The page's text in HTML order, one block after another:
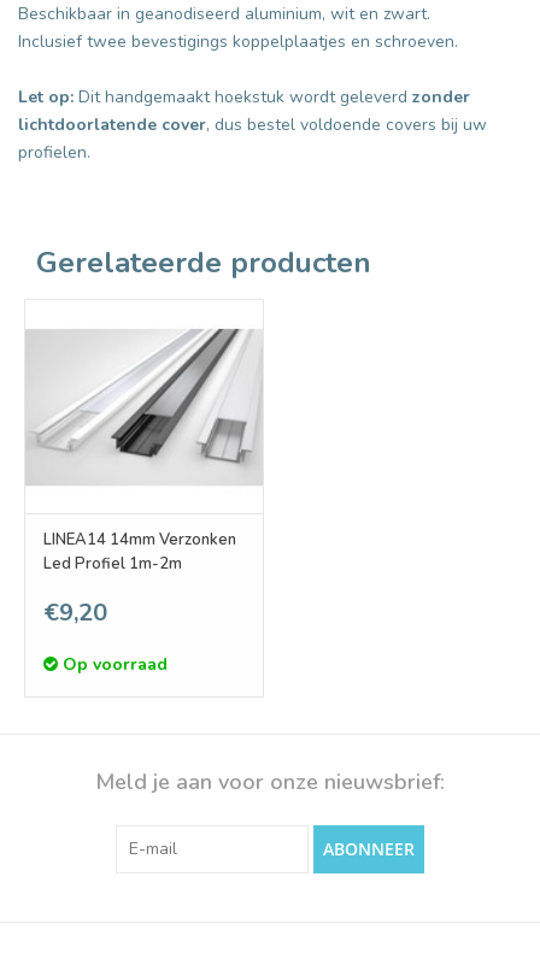
Beschikbaar in geanodiseerd aluminium, wit en zwart.
Inclusief twee bevestigings koppelplaatjes en schroeven.
Let op: Dit handgemaakt hoekstuk wordt geleverd zonder
lichtdoorlatende cover, dus bestel voldoende covers bij uw
profielen.
Gerelateerde producten
LINEA14 14mm Verzonken
Led Profiel 1m-2m
€9,20
Op voorraad
Meld je aan voor onze nieuwsbrief:
ABONNEER